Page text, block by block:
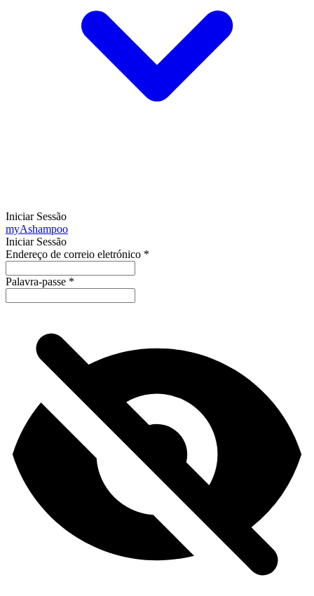
Iniciar Sessão
myAshampoo
Iniciar Sessão
Endereço de correio eletrónico *
Palavra-passe *